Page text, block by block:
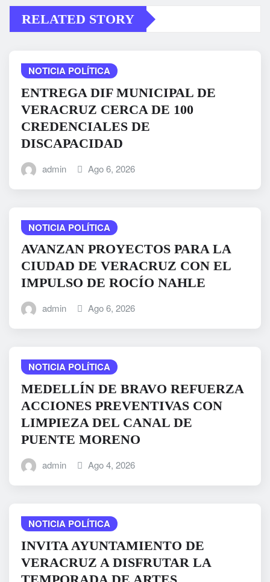
RELATED STORY
NOTICIA POLÍTICA
ENTREGA DIF MUNICIPAL DE
VERACRUZ CERCA DE 100
CREDENCIALES DE
DISCAPACIDAD
admin Ago 6, 2026
NOTICIA POLÍTICA
AVANZAN PROYECTOS PARA LA
CIUDAD DE VERACRUZ CON EL
IMPULSO DE ROCÍO NAHLE
admin Ago 6, 2026
NOTICIA POLÍTICA
MEDELLÍN DE BRAVO REFUERZA
ACCIONES PREVENTIVAS CON
LIMPIEZA DEL CANAL DE
PUENTE MORENO
admin Ago 4, 2026
NOTICIA POLÍTICA
INVITA AYUNTAMIENTO DE
VERACRUZ A DISFRUTAR LA